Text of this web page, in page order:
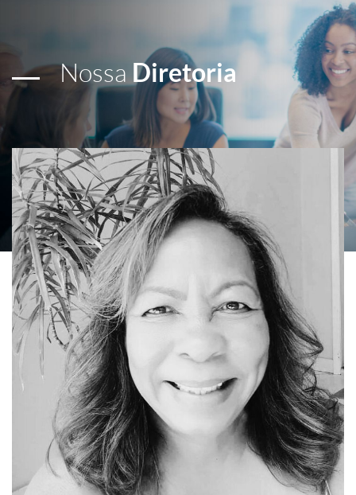
Nossa Diretoria